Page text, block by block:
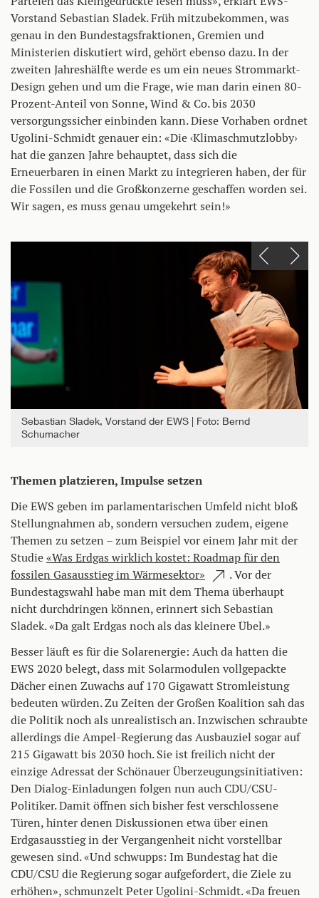
Vorstand Sebastian Sladek. Früh mitzubekommen, was
genau in den Bundestagsfraktionen, Gremien und
Ministerien diskutiert wird, gehört ebenso dazu. In der
zweiten Jahreshälfte werde es um ein neues Strommarkt-
Design gehen und um die Frage, wie man darin einen 80-
Prozent-Anteil von Sonne, Wind & Co. bis 2030
versorgungssicher einbinden kann. Diese Vorhaben ordnet
Ugolini-Schmidt genauer ein: «Die ‹Klimaschmutzlobby›
hat die ganzen Jahre behauptet, dass sich die
Erneuerbaren in einen Markt zu integrieren haben, der für
die Fossilen und die Großkonzerne geschaffen worden sei.
Wir sagen, es muss genau umgekehrt sein!»
Sebastian Sladek, Vorstand der EWS
Foto: Bernd
Schumacher
Einen Slide zurück
Einen Slide vor
Themen platzieren, Impulse setzen
Die EWS geben im parlamentarischen Umfeld nicht bloß
Stellungnahmen ab, sondern versuchen zudem, eigene
Themen zu setzen – zum Beispiel vor einem Jahr mit der
Studie«Was Erdgas wirklich kostet: Roadmap für den
fossilen Gasausstieg im Wärmesektor»
. Vor der
Bundestagswahl habe man mit dem Thema überhaupt
nicht durchdringen können, erinnert sich Sebastian
Sladek. «Da galt Erdgas noch als das kleinere Übel.»
Besser läuft es für die Solarenergie: Auch da hatten die
EWS 2020 belegt, dass mit Solarmodulen vollgepackte
Dächer einen Zuwachs auf 170 Gigawatt Stromleistung
bedeuten würden. Zu Zeiten der Großen Koalition sah das
die Politik noch als unrealistisch an. Inzwischen schraubte
allerdings die Ampel-Regierung das Ausbauziel sogar auf
215 Gigawatt bis 2030 hoch. Sie ist freilich nicht der
einzige Adressat der Schönauer Überzeugungsinitiativen:
Den Dialog-Einladungen folgen nun auch CDU/CSU-
Politiker. Damit öffnen sich bisher fest verschlossene
Türen, hinter denen Diskussionen etwa über einen
Erdgasausstieg in der Vergangenheit nicht vorstellbar
gewesen sind. «Und schwupps: Im Bundestag hat die
CDU/CSU die Regierung sogar aufgefordert, die Ziele zu
erhöhen», schmunzelt Peter Ugolini-Schmidt. «Da freuen